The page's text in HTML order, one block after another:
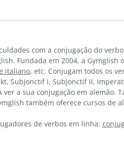
com a conjugação do verbo
Fundada em 2004, a
italiano, etc. Conjugam todos os
Subjonctif I, Subjonctif II,
ver a sua conjugação em alemão.
também oferece cursos de
de verbos em linha: